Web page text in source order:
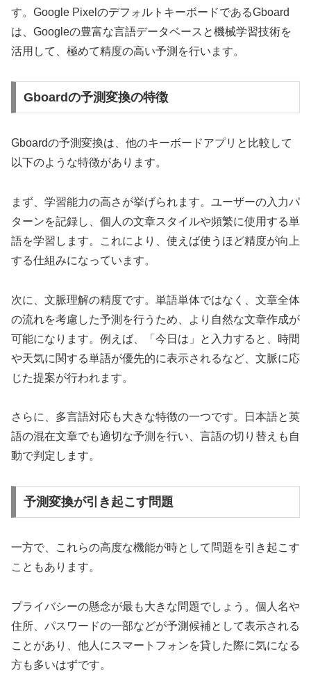
す。Google PixelのデフォルトキーボードであるGboard
は、Googleの豊富な言語データベースと機械学習技術を
活用して、極めて精度の高い予測を行います。
Gboardの予測変換の特徴
Gboardの予測変換は、他のキーボードアプリと比較して
以下のような特徴があります。
まず、学習能力の高さが挙げられます。ユーザーの入力パ
ターンを記録し、個人の文章スタイルや頻繁に使用する単
語を学習します。これにより、使えば使うほど精度が向上
する仕組みになっています。
次に、文脈理解の精度です。単語単体ではなく、文章全体
の流れを考慮した予測を行うため、より自然な文章作成が
可能になります。例えば、「今日は」と入力すると、時間
や天気に関する単語が優先的に表示されるなど、文脈に応
じた提案が行われます。
さらに、多言語対応も大きな特徴の一つです。日本語と英
語の混在文章でも適切な予測を行い、言語の切り替えも自
動で判定します。
予測変換が引き起こす問題
一方で、これらの高度な機能が時として問題を引き起こす
こともあります。
プライバシーの懸念が最も大きな問題でしょう。個人名や
住所、パスワードの一部などが予測候補として表示される
ことがあり、他人にスマートフォンを貸した際に気になる
方も多いはずです。